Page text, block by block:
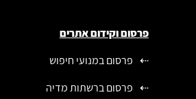
פרסום וקידום אתרים
פרסום במנועי חיפוש
פרסום ברשתות מדיה